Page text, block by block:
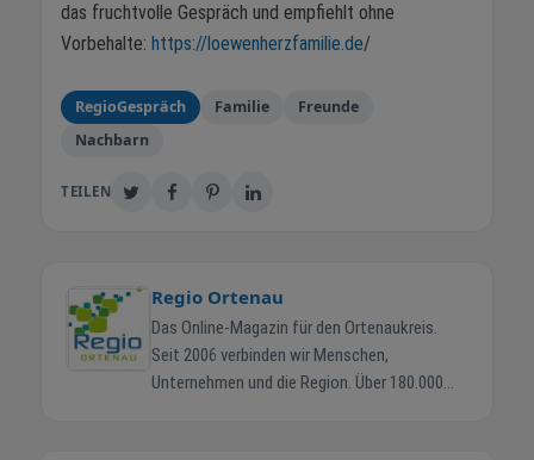
das fruchtvolle Gespräch und empfiehlt ohne
Vorbehalte: https://loewenherzfamilie.de/
RegioGespräch Familie
Freunde
Nachbarn
TEILEN
Regio Ortenau
Das Online-Magazin für den Ortenaukreis.
Seit 2006 verbinden wir Menschen,
Unternehmen und die Region. Über 180.000